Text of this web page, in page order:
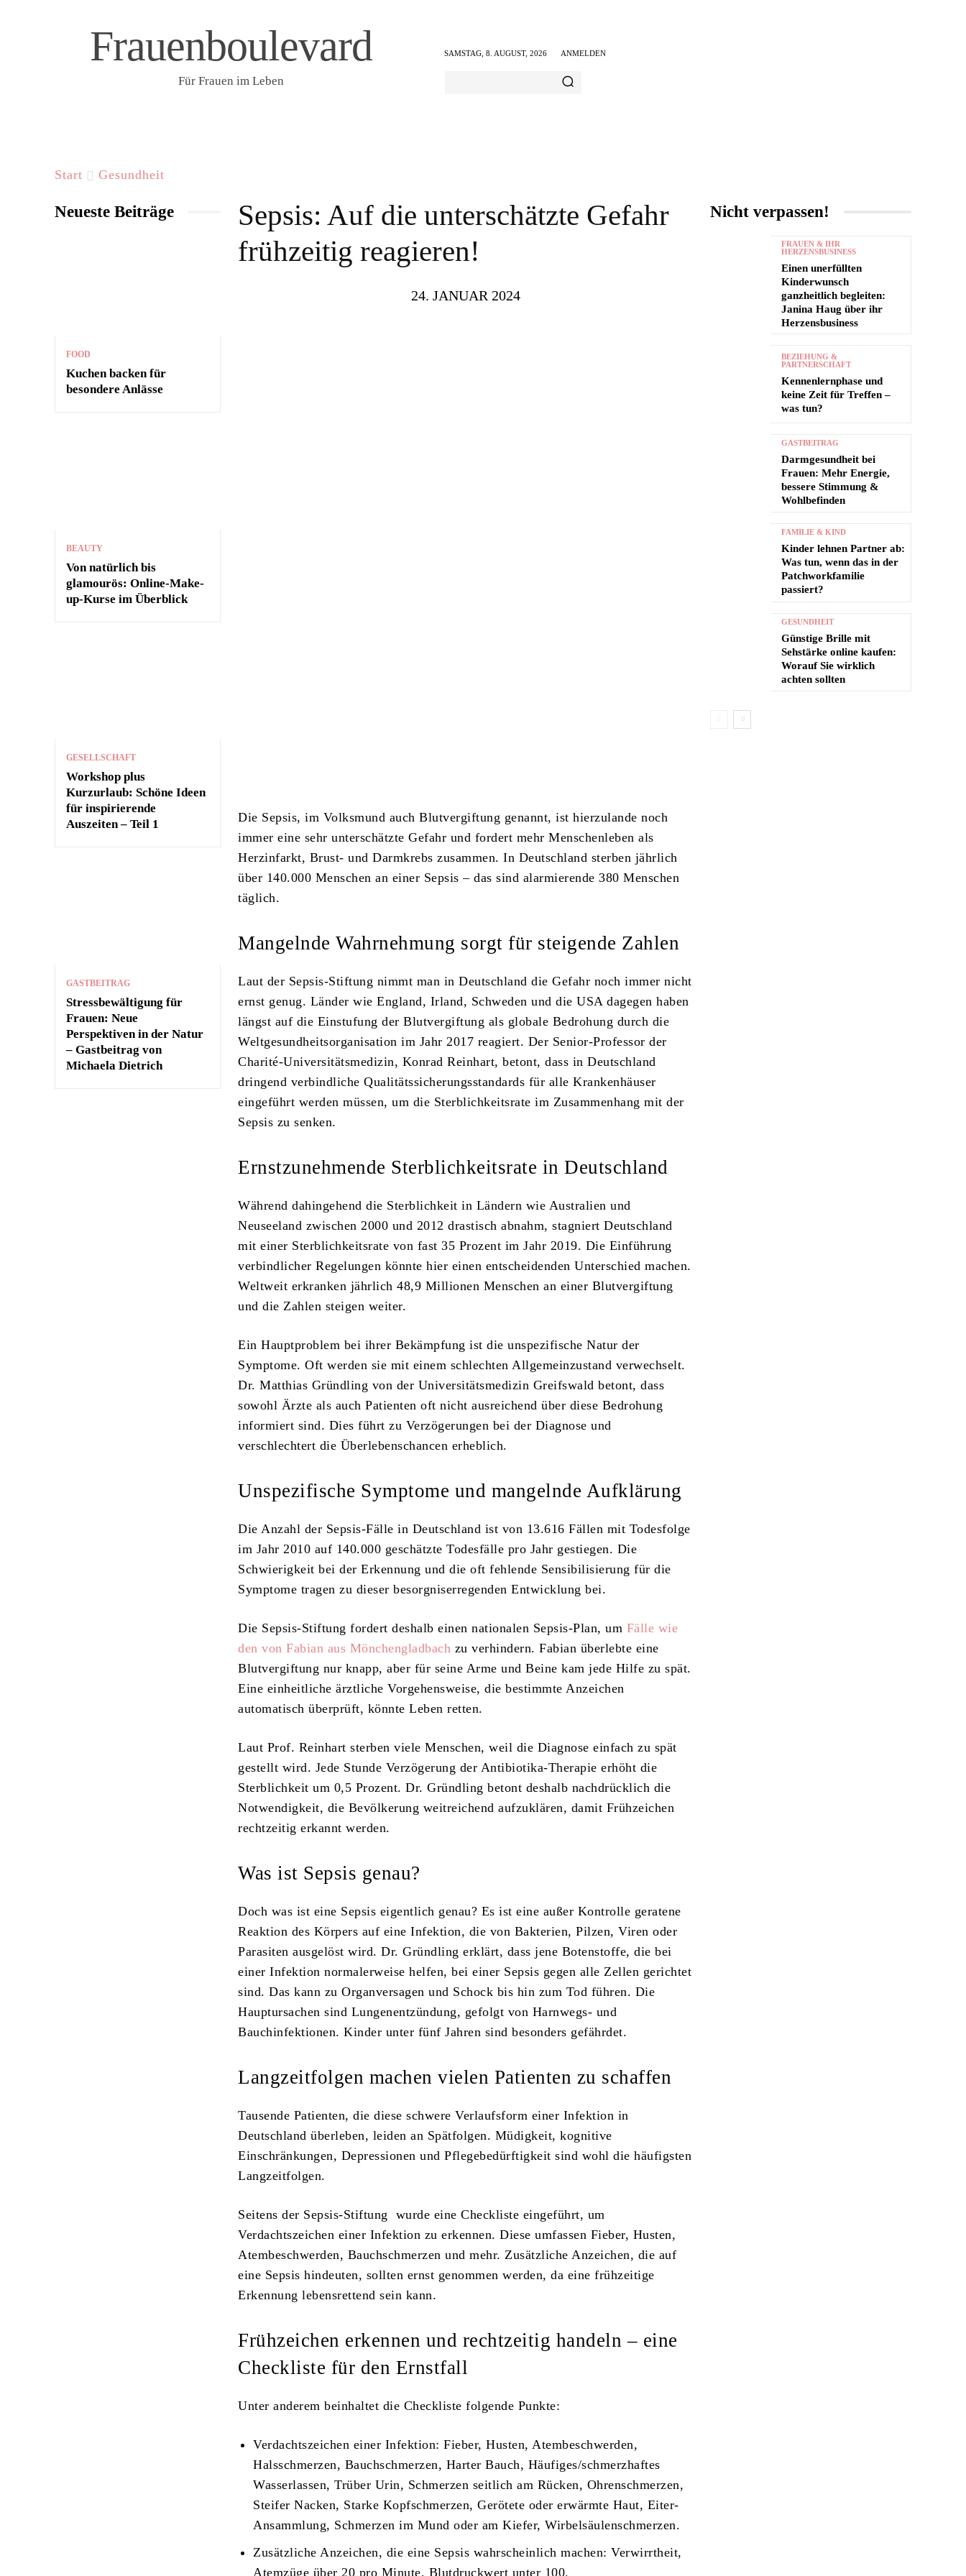
Frauenboulevard
Für Frauen im Leben
SAMSTAG, 8. AUGUST, 2026 ANMELDEN
Start Gesundheit
Neueste Beiträge
FOOD
Kuchen backen für
besondere Anlässe
BEAUTY
Von natürlich bis
glamourös: Online-Make-
up-Kurse im Überblick
GESELLSCHAFT
Workshop plus
Kurzurlaub: Schöne Ideen
für inspirierende
Auszeiten – Teil 1
GASTBEITRAG
Stressbewältigung für
Frauen: Neue
Perspektiven in der Natur
– Gastbeitrag von
Michaela Dietrich
Sepsis: Auf die unterschätzte Gefahr
frühzeitig reagieren!
24. JANUAR 2024
Die Sepsis, im Volksmund auch Blutvergiftung genannt, ist hierzulande noch
immer eine sehr unterschätzte Gefahr und fordert mehr Menschenleben als
Herzinfarkt, Brust- und Darmkrebs zusammen. In Deutschland sterben jährlich
über 140.000 Menschen an einer Sepsis – das sind alarmierende 380 Menschen
täglich.
Mangelnde Wahrnehmung sorgt für steigende Zahlen
Laut der Sepsis-Stiftung nimmt man in Deutschland die Gefahr noch immer nicht
ernst genug. Länder wie England, Irland, Schweden und die USA dagegen haben
längst auf die Einstufung der Blutvergiftung als globale Bedrohung durch die
Weltgesundheitsorganisation im Jahr 2017 reagiert. Der Senior-Professor der
Charité-Universitätsmedizin, Konrad Reinhart, betont, dass in Deutschland
dringend verbindliche Qualitätssicherungsstandards für alle Krankenhäuser
eingeführt werden müssen, um die Sterblichkeitsrate im Zusammenhang mit der
Sepsis zu senken.
Ernstzunehmende Sterblichkeitsrate in Deutschland
Während dahingehend die Sterblichkeit in Ländern wie Australien und
Neuseeland zwischen 2000 und 2012 drastisch abnahm, stagniert Deutschland
mit einer Sterblichkeitsrate von fast 35 Prozent im Jahr 2019. Die Einführung
verbindlicher Regelungen könnte hier einen entscheidenden Unterschied machen.
Weltweit erkranken jährlich 48,9 Millionen Menschen an einer Blutvergiftung
und die Zahlen steigen weiter.
Ein Hauptproblem bei ihrer Bekämpfung ist die unspezifische Natur der
Symptome. Oft werden sie mit einem schlechten Allgemeinzustand verwechselt.
Dr. Matthias Gründling von der Universitätsmedizin Greifswald betont, dass
sowohl Ärzte als auch Patienten oft nicht ausreichend über diese Bedrohung
informiert sind. Dies führt zu Verzögerungen bei der Diagnose und
verschlechtert die Überlebenschancen erheblich.
Unspezifische Symptome und mangelnde Aufklärung
Die Anzahl der Sepsis-Fälle in Deutschland ist von 13.616 Fällen mit Todesfolge
im Jahr 2010 auf 140.000 geschätzte Todesfälle pro Jahr gestiegen. Die
Schwierigkeit bei der Erkennung und die oft fehlende Sensibilisierung für die
Symptome tragen zu dieser besorgniserregenden Entwicklung bei.
Die Sepsis-Stiftung fordert deshalb einen nationalen Sepsis-Plan, um Fälle wie
den von Fabian aus Mönchengladbach zu verhindern. Fabian überlebte eine
Blutvergiftung nur knapp, aber für seine Arme und Beine kam jede Hilfe zu spät.
Eine einheitliche ärztliche Vorgehensweise, die bestimmte Anzeichen
automatisch überprüft, könnte Leben retten.
Laut Prof. Reinhart sterben viele Menschen, weil die Diagnose einfach zu spät
gestellt wird. Jede Stunde Verzögerung der Antibiotika-Therapie erhöht die
Sterblichkeit um 0,5 Prozent. Dr. Gründling betont deshalb nachdrücklich die
Notwendigkeit, die Bevölkerung weitreichend aufzuklären, damit Frühzeichen
rechtzeitig erkannt werden.
Was ist Sepsis genau?
Doch was ist eine Sepsis eigentlich genau? Es ist eine außer Kontrolle geratene
Reaktion des Körpers auf eine Infektion, die von Bakterien, Pilzen, Viren oder
Parasiten ausgelöst wird. Dr. Gründling erklärt, dass jene Botenstoffe, die bei
einer Infektion normalerweise helfen, bei einer Sepsis gegen alle Zellen gerichtet
sind. Das kann zu Organversagen und Schock bis hin zum Tod führen. Die
Hauptursachen sind Lungenentzündung, gefolgt von Harnwegs- und
Bauchinfektionen. Kinder unter fünf Jahren sind besonders gefährdet.
Langzeitfolgen machen vielen Patienten zu schaffen
Tausende Patienten, die diese schwere Verlaufsform einer Infektion in
Deutschland überleben, leiden an Spätfolgen. Müdigkeit, kognitive
Einschränkungen, Depressionen und Pflegebedürftigkeit sind wohl die häufigsten
Langzeitfolgen.
Seitens der Sepsis-Stiftung wurde eine Checkliste eingeführt, um
Verdachtszeichen einer Infektion zu erkennen. Diese umfassen Fieber, Husten,
Atembeschwerden, Bauchschmerzen und mehr. Zusätzliche Anzeichen, die auf
eine Sepsis hindeuten, sollten ernst genommen werden, da eine frühzeitige
Erkennung lebensrettend sein kann.
Frühzeichen erkennen und rechtzeitig handeln – eine
Checkliste für den Ernstfall
Unter anderem beinhaltet die Checkliste folgende Punkte:
Verdachtszeichen einer Infektion: Fieber, Husten, Atembeschwerden,
Halsschmerzen, Bauchschmerzen, Harter Bauch, Häufiges/schmerzhaftes
Wasserlassen, Trüber Urin, Schmerzen seitlich am Rücken, Ohrenschmerzen,
Steifer Nacken, Starke Kopfschmerzen, Gerötete oder erwärmte Haut, Eiter-
Ansammlung, Schmerzen im Mund oder am Kiefer, Wirbelsäulenschmerzen.
Zusätzliche Anzeichen, die eine Sepsis wahrscheinlich machen: Verwirrtheit,
Atemzüge über 20 pro Minute, Blutdruckwert unter 100.
Nicht verpassen!
FRAUEN & IHR
HERZENSBUSINESS
Einen unerfüllten
Kinderwunsch
ganzheitlich begleiten:
Janina Haug über ihr
Herzensbusiness
BEZIEHUNG &
PARTNERSCHAFT
Kennenlernphase und
keine Zeit für Treffen –
was tun?
GASTBEITRAG
Darmgesundheit bei
Frauen: Mehr Energie,
bessere Stimmung &
Wohlbefinden
FAMILIE & KIND
Kinder lehnen Partner ab:
Was tun, wenn das in der
Patchworkfamilie
passiert?
GESUNDHEIT
Günstige Brille mit
Sehstärke online kaufen:
Worauf Sie wirklich
achten sollten